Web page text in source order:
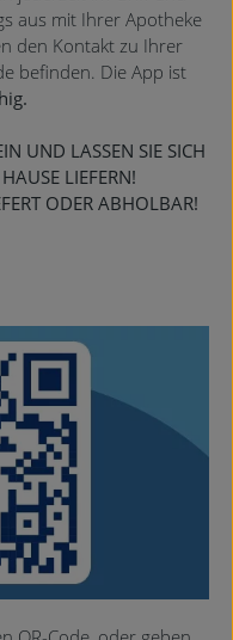
aus mit Ihrer Apotheke
den Kontakt zu Ihrer
befinden. Die App ist
UND LASSEN SIE SICH
LIEFERN!
ODER ABHOLBAR!